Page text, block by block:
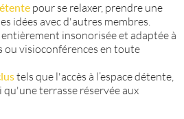
pour se relaxer, prendre une
idées avec d'autres membres.
entièrement insonorisée et adaptée à
ou visioconférences en toute
tels que l'accès à l’espace détente,
qu'une terrasse réservée aux